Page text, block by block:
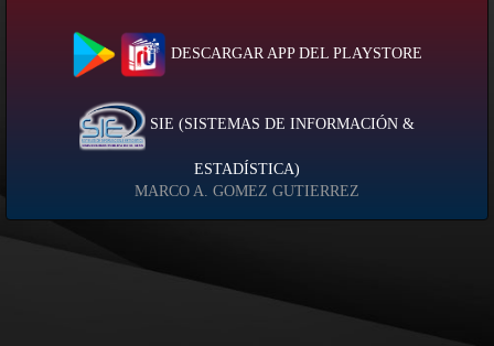
DESCARGAR APP DEL PLAYSTORE
SIE (SISTEMAS DE INFORMACIÓN &
ESTADÍSTICA)
MARCO A. GOMEZ GUTIERREZ